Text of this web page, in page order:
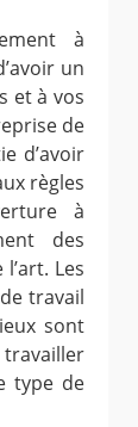
à
un
et à vos
de
d’avoir
règles
à
des
Les
travail
sont
type de